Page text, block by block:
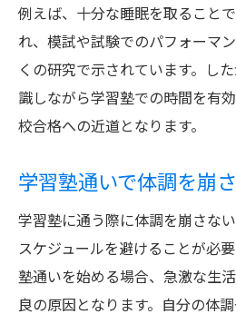
学習塾通いが導く受験
塾生活で意識したい合
学習塾で培う健康的な
合格を目指す学習塾生
集中力アップを実現する学
学習塾で集中力を持続
学習塾通いで集中力を
効率よく学習塾で集中
例えば、十分な睡眠を取ること
れ、模試や試験でのパフォーマ
くの研究で示されています。し
識しながら学習塾での時間を有
校合格への近道となります。
学習塾通いで体調を崩
学習塾に通う際に体調を崩さな
スケジュールを避けることが必
塾通いを始める場合、急激な生
良の原因となります。自分の体